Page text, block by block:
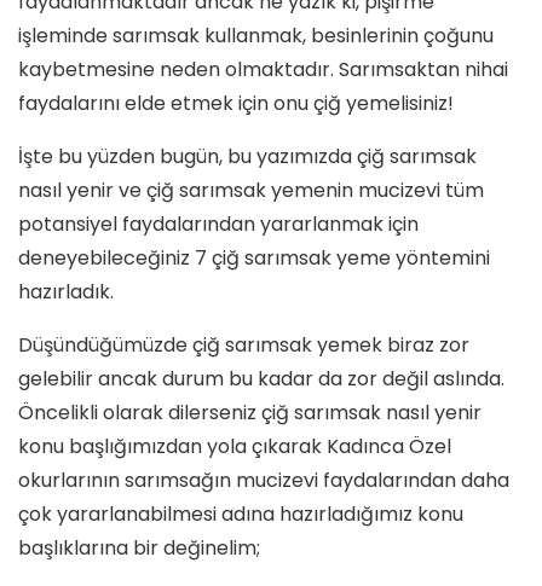
işleminde sarımsak kullanmak, besinlerinin çoğunu
kaybetmesine neden olmaktadır. Sarımsaktan nihai
faydalarını elde etmek için onu çiğ yemelisiniz!
İşte bu yüzden bugün, bu yazımızda çiğ sarımsak
nasıl yenir ve çiğ sarımsak yemenin mucizevi tüm
potansiyel faydalarından yararlanmak için
deneyebileceğiniz 7 çiğ sarımsak yeme yöntemini
hazırladık.
Düşündüğümüzde çiğ sarımsak yemek biraz zor
gelebilir ancak durum bu kadar da zor değil aslında.
Öncelikli olarak dilerseniz çiğ sarımsak nasıl yenir
konu başlığımızdan yola çıkarak Kadınca Özel
okurlarının sarımsağın mucizevi faydalarından daha
çok yararlanabilmesi adına hazırladığımız konu
başlıklarına bir değinelim;